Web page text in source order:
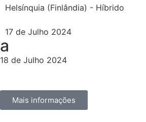
Helsínquia (Finlândia) - Híbrido
17 de Julho 2024
a
18 de Julho 2024
Mais informações